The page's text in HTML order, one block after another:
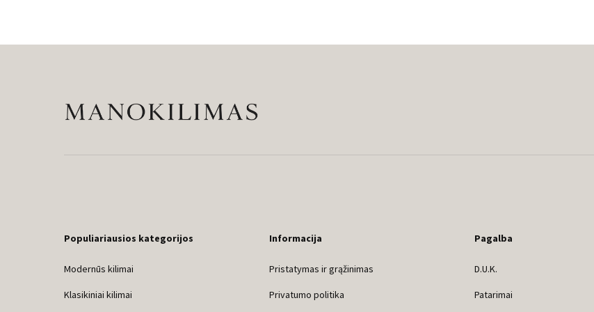
Populiariausios kategorijos
Modernūs kilimai
Klasikiniai kilimai
Informacija
Pristatymas ir grąžinimas
Privatumo politika
Pagalba
D.U.K.
Patarimai